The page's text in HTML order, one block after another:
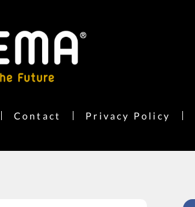
Contact Privacy Policy